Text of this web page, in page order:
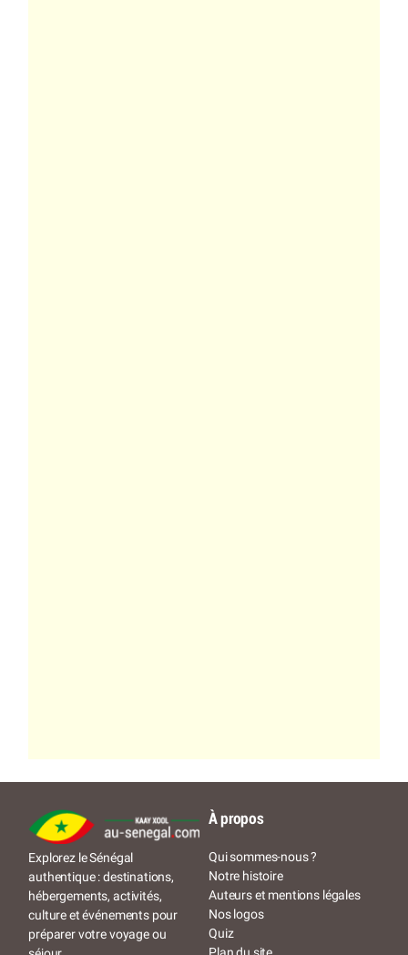
Explorez le Sénégal
authentique : destinations,
hébergements, activités,
culture et événements pour
préparer votre voyage ou
À propos
Qui sommes-nous ?
Notre histoire
Auteurs et mentions légales
Nos logos
Quiz